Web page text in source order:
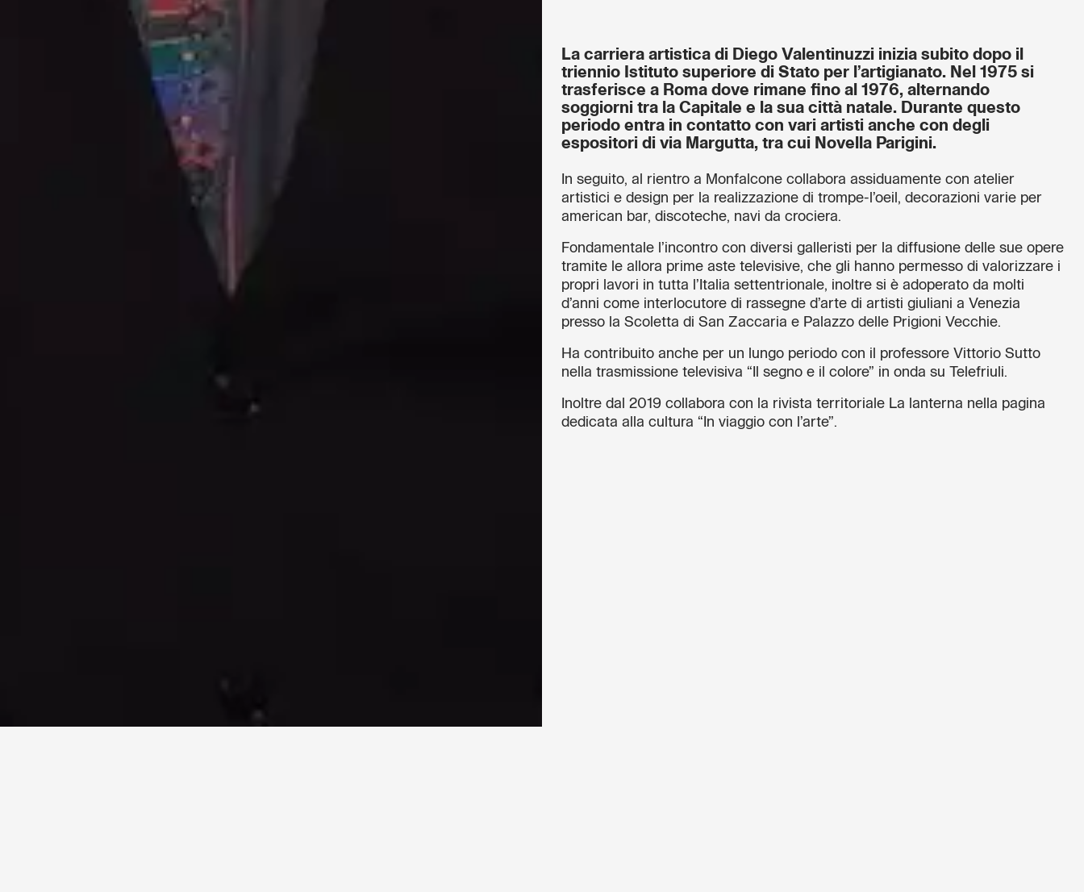
La carriera artistica di Diego Valentinuzzi inizia subito dopo il
triennio Istituto superiore di Stato per l’artigianato. Nel 1975 si
trasferisce a Roma dove rimane fino al 1976, alternando
soggiorni tra la Capitale e la sua città natale. Durante questo
periodo entra in contatto con vari artisti anche con degli
espositori di via Margutta, tra cui Novella Parigini.
In seguito, al rientro a Monfalcone collabora assiduamente con atelier
artistici e design per la realizzazione di trompe-l’oeil, decorazioni varie per
american bar, discoteche, navi da crociera.
Fondamentale l’incontro con diversi galleristi per la diffusione delle sue opere
tramite le allora prime aste televisive, che gli hanno permesso di valorizzare i
propri lavori in tutta l’Italia settentrionale, inoltre si è adoperato da molti
d’anni come interlocutore di rassegne d’arte di artisti giuliani a Venezia
presso la Scoletta di San Zaccaria e Palazzo delle Prigioni Vecchie.
Ha contribuito anche per un lungo periodo con il professore Vittorio Sutto
nella trasmissione televisiva “Il segno e il colore” in onda su Telefriuli.
Inoltre dal 2019 collabora con la rivista territoriale La lanterna nella pagina
dedicata alla cultura “In viaggio con l’arte”.